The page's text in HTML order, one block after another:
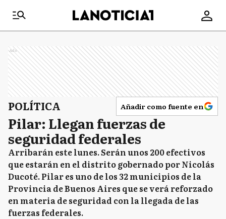
Ads
POLÍTICA Añadir como fuente en
Pilar: Llegan fuerzas de
seguridad federales
Arribarán este lunes. Serán unos 200 efectivos
que estarán en el distrito gobernado por Nicolás
Ducoté. Pilar es uno de los 32 municipios de la
Provincia de Buenos Aires que se verá reforzado
en materia de seguridad con la llegada de las
fuerzas federales.